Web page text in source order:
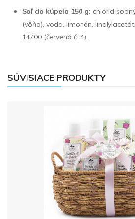
Soľ do kúpeľa 150 g: chlorid
(vôňa), voda, limonén,
14700 (červená č. 4).
SÚVISIACE PRODUKTY